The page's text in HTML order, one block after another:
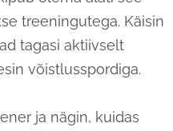
treeningutega. Käisin
tagasi aktiivselt
võistlusspordiga.
ja nägin, kuidas